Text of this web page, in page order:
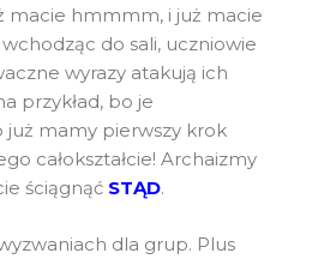
macie hmmmm, i już macie
do sali, uczniowie
wyrazy atakują ich
przykład, bo je
już mamy pierwszy krok
całokształcie! Archaizmy
ściągnąć STĄD.
dla grup. Plus